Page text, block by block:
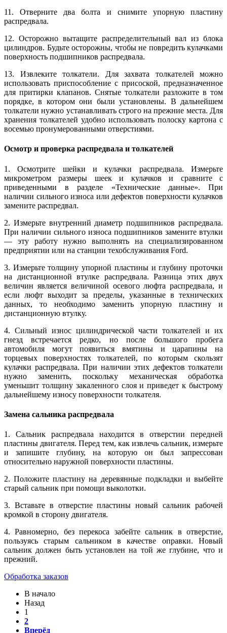
11. Отверните два болта и снимите упорную пластину
распредвала.
12. Осторожно вытащите распределительный вал из блока
цилиндров. Будьте осторожны, чтобы не повредить кулачками
поверхность подшипников распредвала.
13. Извлеките толкатели. Для захвата толкателей можно
использовать приспособление с присоской, предназначенное
для притирки клапанов. Снятые толкатели разложите в том
порядке, в котором они были установлены. В дальнейшем
толкатели нужно устанавливать строго на прежние места. Для
хранения толкателей удобно использовать полоску картона с
восемью пронумерованными отверстиями.
Осмотр и проверка распредвала и толкателей
1. Осмотрите шейки и кулачки распредвала. Измерьте
микрометром размеры шеек и кулачков и сравните с
приведенными в разделе «Технические данные». При
наличии сильного износа или дефектов поверхности кулачков
замените распредвал.
2. Измерьте внутренний диаметр подшипников распредвала.
При наличии сильного износа подшипников замените втулки
— эту работу нужно выполнять на специализированном
предприятии или на станции техобслуживания Ford.
3. Измерьте толщину упорной пластины и глубину проточки
на дистанционной втулке распредвала. Разница этих двух
величин является величиной осевого люфта распредвала, и
если люфт выходит за пределы, указанные в технических
данных, то необходимо заменить упорную пластину и
дистанционную втулку.
4. Сильный износ цилиндрической части толкателей и их
гнезд встречается редко, но после большого пробега
автомобиля могут появиться вмятины и царапины на
торцевых поверхностях толкателей, по которым скользят
кулачки распредвала. При наличии этих дефектов толкатели
нужно заменить, поскольку механическая обработка
уменьшит толщину закаленного слоя и приведет к быстрому
дальнейшему износу поверхности толкателя.
Замена сальника распредвала
1. Сальник распредвала находится в отверстии передней
пластины двигателя. Перед тем, как извлечь сальник, измерьте
и запишите глубину, на которую он был запрессован
относительно наружной поверхности пластины.
2. Положите пластину на деревянные подкладки и выбейте
старый сальник при помощи выколотки.
3. Вставьте в отверстие пластины новый сальник рабочей
кромкой в сторону двигателя.
4. Равномерно, без перекоса забейте сальник в отверстие,
пользуясь старым сальником в качестве оправки. Новый
сальник должен быть установлен на той же глубине, что и
прежний.
Обработка заказов
В начало
Назад
1
2
Вперёд